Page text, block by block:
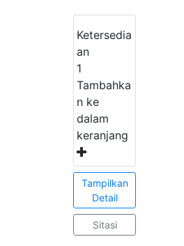
Ketersedia
an
1
Tambahka
n ke
dalam
keranjang
Tampilkan
Detail
Sitasi